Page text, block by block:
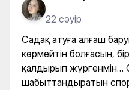
22 сәуір
Садақ атуға алғаш
көрмейтін болғасын,
қалдырып жүргенмін…
шабыттандыратын